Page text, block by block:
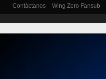
Contáctanos Wing Zero Fansub